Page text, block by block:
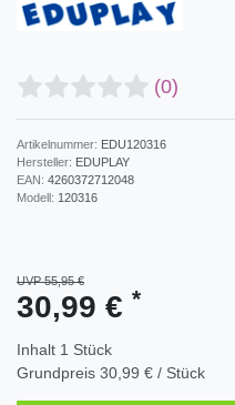
(0)
Artikelnummer: EDU120316
Hersteller: EDUPLAY
EAN: 4260372712048
Modell: 120316
UVP 55,95 €
30,99 € *
Inhalt 1 Stück
Grundpreis 30,99 € / Stück